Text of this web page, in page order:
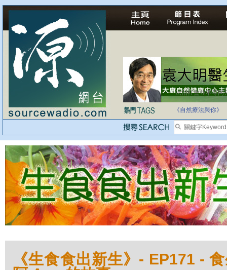
法治社會並不等同
《自然療法與你》
《生食食出新生》- EP171 -